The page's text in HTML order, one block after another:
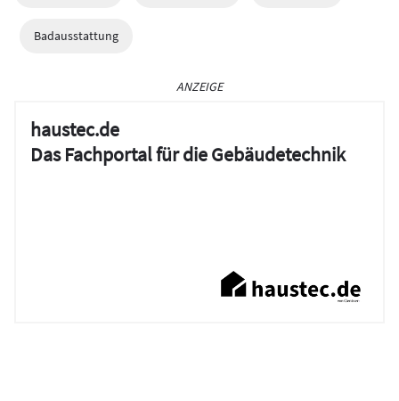
Badausstattung
ANZEIGE
haustec.de
Das Fachportal für die Gebäudetechnik